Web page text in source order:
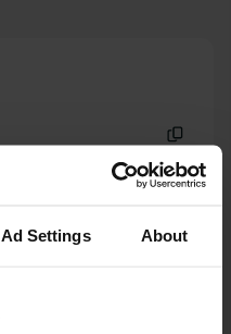
Ad Settings About